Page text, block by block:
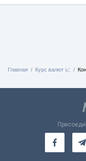
Главная Курс валют 📈